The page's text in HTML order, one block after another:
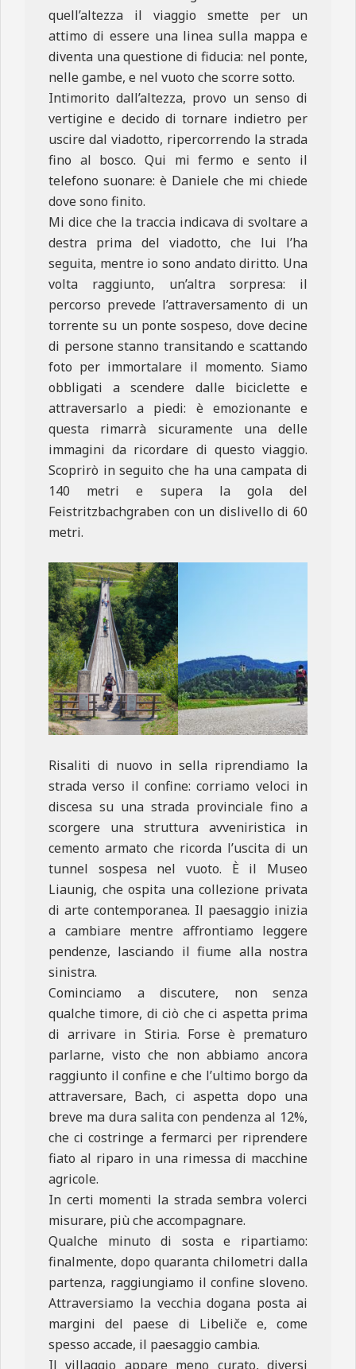
quell’altezza il viaggio smette per un
attimo di essere una linea sulla mappa e
diventa una questione di fiducia: nel ponte,
nelle gambe, e nel vuoto che scorre sotto.
Intimorito dall’altezza, provo un senso di
vertigine e decido di tornare indietro per
uscire dal viadotto, ripercorrendo la strada
fino al bosco. Qui mi fermo e sento il
telefono suonare: è Daniele che mi chiede
dove sono finito.
Mi dice che la traccia indicava di svoltare a
destra prima del viadotto, che lui l’ha
seguita, mentre io sono andato diritto. Una
volta raggiunto, un’altra sorpresa: il
percorso prevede l’attraversamento di un
torrente su un ponte sospeso, dove decine
di persone stanno transitando e scattando
foto per immortalare il momento. Siamo
obbligati a scendere dalle biciclette e
attraversarlo a piedi: è emozionante e
questa rimarrà sicuramente una delle
immagini da ricordare di questo viaggio.
Scoprirò in seguito che ha una campata di
140 metri e supera la gola del
Feistritzbachgraben con un dislivello di 60
metri.
Risaliti di nuovo in sella riprendiamo la
strada verso il confine: corriamo veloci in
discesa su una strada provinciale fino a
scorgere una struttura avveniristica in
cemento armato che ricorda l’uscita di un
tunnel sospesa nel vuoto. È il Museo
Liaunig, che ospita una collezione privata
di arte contemporanea. Il paesaggio inizia
a cambiare mentre affrontiamo leggere
pendenze, lasciando il fiume alla nostra
sinistra.
Cominciamo a discutere, non senza
qualche timore, di ciò che ci aspetta prima
di arrivare in Stiria. Forse è prematuro
parlarne, visto che non abbiamo ancora
raggiunto il confine e che l’ultimo borgo da
attraversare, Bach, ci aspetta dopo una
breve ma dura salita con pendenza al 12%,
che ci costringe a fermarci per riprendere
fiato al riparo in una rimessa di macchine
agricole.
In certi momenti la strada sembra volerci
misurare, più che accompagnare.
Qualche minuto di sosta e ripartiamo:
finalmente, dopo quaranta chilometri dalla
partenza, raggiungiamo il confine sloveno.
Attraversiamo la vecchia dogana posta ai
margini del paese di Libeliče e, come
spesso accade, il paesaggio cambia.
Il villaggio appare meno curato, diversi